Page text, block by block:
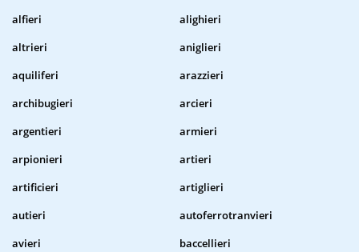
alfieri
alighieri
altrieri
aniglieri
aquiliferi
arazzieri
archibugieri
arcieri
argentieri
armieri
arpionieri
artieri
artificieri
artiglieri
autieri
autoferrotranvieri
avieri
baccellieri